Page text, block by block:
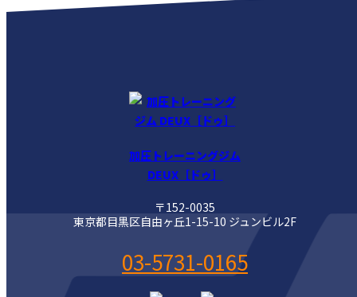
加圧トレーニングジム
DEUX［ドゥ］
〒152-0035
東京都目黒区自由ヶ丘1-15-10 ジュンビル2F
03-5731-0165